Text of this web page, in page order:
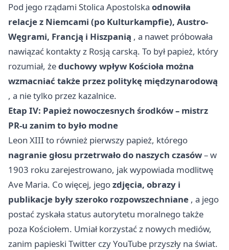
Pod jego rządami Stolica Apostolska odnowiła
relacje z Niemcami (po Kulturkampfie), Austro-
Węgrami, Francją i Hiszpanią , a nawet próbowała
nawiązać kontakty z Rosją carską. To był papież, który
rozumiał, żeduchowy wpływ Kościoła można
wzmacniać także przez politykę międzynarodową
, a nie tylko przez kazalnice.
Etap IV: Papież nowoczesnych środków – mistrz
PR-u zanim to było modne
Leon XIII to również pierwszy papież, którego
nagranie głosu przetrwało do naszych czasów– w
1903 roku zarejestrowano, jak wypowiada modlitwę
Ave Maria. Co więcej, jegozdjęcia, obrazy i
publikacje były szeroko rozpowszechniane , a jego
postać zyskała status autorytetu moralnego także
poza Kościołem. Umiał korzystać z nowych mediów,
zanim papieski Twitter czy YouTube przyszły na świat.